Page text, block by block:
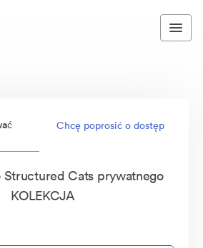
Chcę poprosić o dostęp
Structured Cats prywatnego
KOLEKCJA